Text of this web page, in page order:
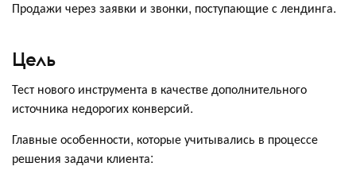
Продажи через заявки и звонки, поступающие с лендинга.
Цель
Тест нового инструмента в качестве дополнительного
источника недорогих конверсий.
Главные особенности, которые учитывались в процессе
решения задачи клиента: